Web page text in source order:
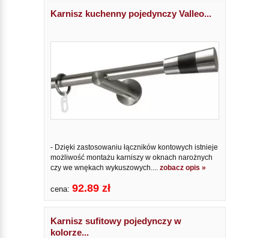
Karnisz kuchenny pojedynczy Valleo...
- Dzięki zastosowaniu łączników kontowych istnieje
możliwość montażu karniszy w oknach narożnych
czy we wnękach wykuszowych.... zobacz opis »
cena: 92.89 zł
Karnisz sufitowy pojedynczy w
kolorze...